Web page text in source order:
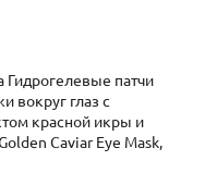
Гидрогелевые патчи
вокруг глаз c
красной икры и
Caviar Eye Mask,